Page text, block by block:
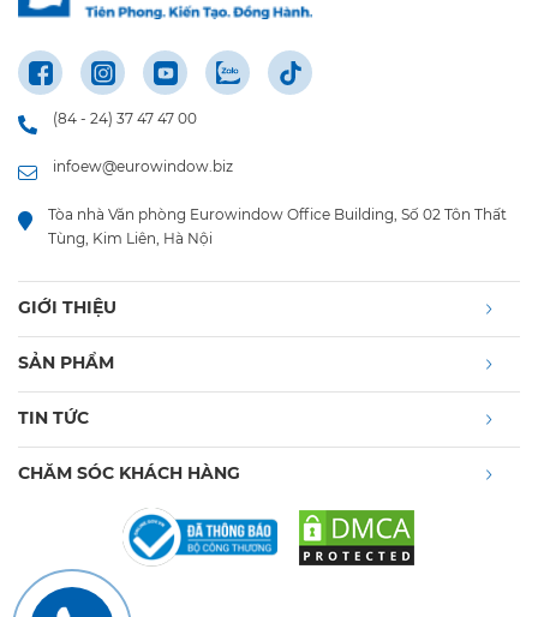
(84 - 24) 37 47 47 00
infoew@eurowindow.biz
Tòa nhà Văn phòng Eurowindow Office Building, Số 02 Tôn Thất
Tùng, Kim Liên, Hà Nội
GIỚI THIỆU
SẢN PHẨM
TIN TỨC
CHĂM SÓC KHÁCH HÀNG